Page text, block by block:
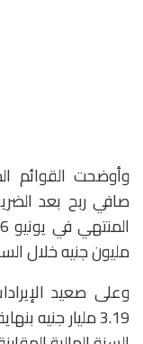
​وأوضحت القوائم
مليون جنيه خلال
​وعلى صعيد